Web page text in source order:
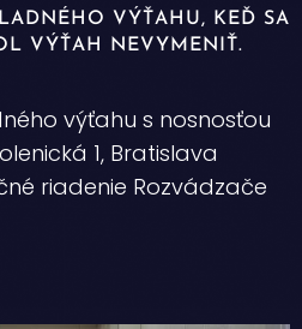
VÝŤAHU, KEĎ SA
VÝŤAH NEVYMENIŤ.
výťahu s nosnosťou
1, Bratislava
riadenie Rozvádzače